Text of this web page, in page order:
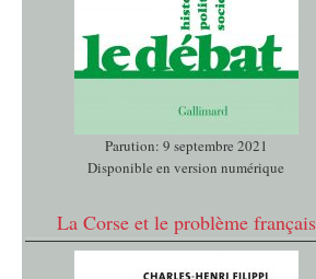
Parution: 9 septembre 2021
Disponible en version numérique
La Corse et le problème français